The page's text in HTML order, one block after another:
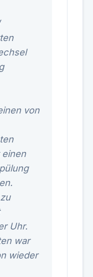
von
Uhr.
war
wieder